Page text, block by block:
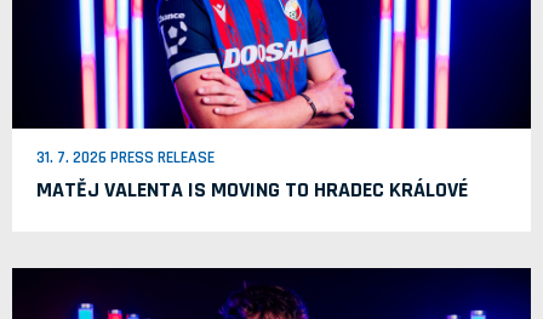
31. 7. 2026 PRESS RELEASE
MATĚJ VALENTA IS MOVING TO HRADEC KRÁLOVÉ